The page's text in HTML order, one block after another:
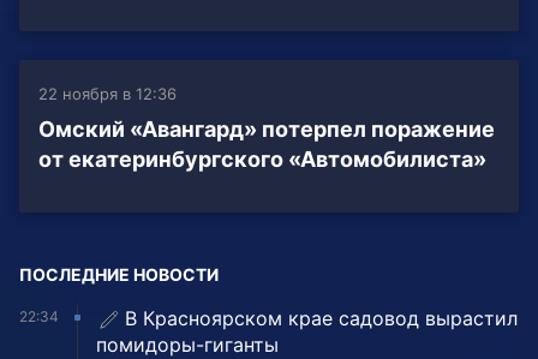
22 ноября в 12:36
Омский «Авангард» потерпел поражение
от екатеринбургского «Автомобилиста»
ПОСЛЕДНИЕ НОВОСТИ
22:34
В Красноярском крае садовод вырастил
помидоры-гиганты